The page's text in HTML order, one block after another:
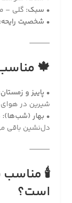
• سبک: گلی –
• شخصیت رایحه:
⸻
🍁
• پاییز و
شیرین در هوای
• بهار (شب‌ها):
دل‌نشین باقی
⸻
🕯 مناسب
است؟